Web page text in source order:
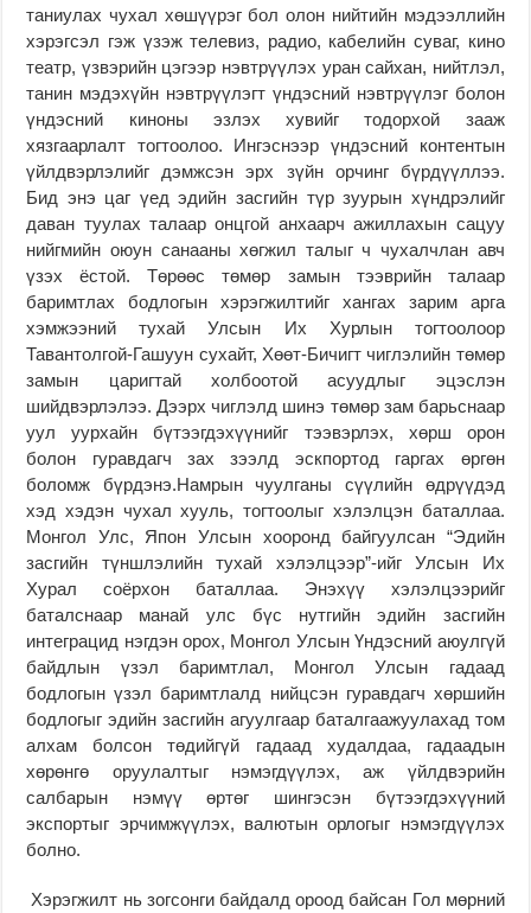
таниулах чухал хөшүүрэг бол олон нийтийн мэдээллийн
хэрэгсэл гэж үзэж телевиз, радио, кабелийн суваг, кино
театр, үзвэрийн цэгээр нэвтрүүлэх уран сайхан, нийтлэл,
танин мэдэхүйн нэвтрүүлэгт үндэсний нэвтрүүлэг болон
үндэсний киноны эзлэх хувийг тодорхой зааж
хязгаарлалт тогтоолоо. Ингэснээр үндэсний контентын
үйлдвэрлэлийг дэмжсэн эрх зүйн орчинг бүрдүүллээ.
Бид энэ цаг үед эдийн засгийн түр зуурын хүндрэлийг
даван туулах талаар онцгой анхаарч ажиллахын сацуу
нийгмийн оюун санааны хөгжил талыг ч чухалчлан авч
үзэх ёстой. Төрөөс төмөр замын тээврийн талаар
баримтлах бодлогын хэрэгжилтийг хангах зарим арга
хэмжээний тухай Улсын Их Хурлын тогтоолоор
Тавантолгой-Гашуун сухайт, Хөөт-Бичигт чиглэлийн төмөр
замын царигтай холбоотой асуудлыг эцэслэн
шийдвэрлэлээ. Дээрх чиглэлд шинэ төмөр зам барьснаар
уул уурхайн бүтээгдэхүүнийг тээвэрлэх, хөрш орон
болон гуравдагч зах зээлд эскпортод гаргах өргөн
боломж бүрдэнэ.Намрын чуулганы сүүлийн өдрүүдэд
хэд хэдэн чухал хууль, тогтоолыг хэлэлцэн баталлаа.
Монгол Улс, Япон Улсын хооронд байгуулсан “Эдийн
засгийн түншлэлийн тухай хэлэлцээр”-ийг Улсын Их
Хурал соёрхон баталлаа. Энэхүү хэлэлцээрийг
баталснаар манай улс бүс нутгийн эдийн засгийн
интеграцид нэгдэн орох, Монгол Улсын Үндэсний аюулгүй
байдлын үзэл баримтлал, Монгол Улсын гадаад
бодлогын үзэл баримтлалд нийцсэн гуравдагч хөршийн
бодлогыг эдийн засгийн агуулгаар баталгаажуулахад том
алхам болсон төдийгүй гадаад худалдаа, гадаадын
хөрөнгө оруулалтыг нэмэгдүүлэх, аж үйлдвэрийн
салбарын нэмүү өртөг шингэсэн бүтээгдэхүүний
экспортыг эрчимжүүлэх, валютын орлогыг нэмэгдүүлэх
болно.
Хэрэгжилт нь зогсонги байдалд ороод байсан Гол мөрний